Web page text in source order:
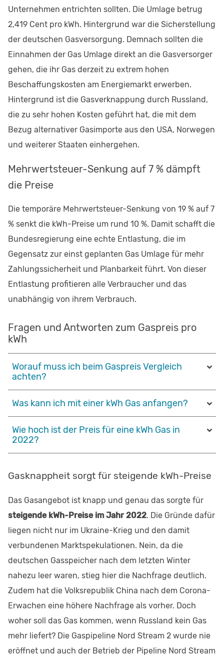
Unternehmen entrichten sollten. Die Umlage betrug
2,419 Cent pro kWh. Hintergrund war die Sicherstellung
der deutschen Gasversorgung. Demnach sollten die
Einnahmen der Gas Umlage direkt an die Gasversorger
gehen, die ihr Gas derzeit zu extrem hohen
Beschaffungskosten am Energiemarkt erwerben.
Hintergrund ist die Gasverknappung durch Russland,
die zu sehr hohen Kosten geführt hat, die mit dem
Bezug alternativer Gasimporte aus den USA, Norwegen
und weiterer Staaten einhergehen.
Mehrwertsteuer-Senkung auf 7 % dämpft
die Preise
Die temporäre Mehrwertsteuer-Senkung von 19 % auf 7
% senkt die kWh-Preise um rund 10 %. Damit schafft die
Bundesregierung eine echte Entlastung, die im
Gegensatz zur einst geplanten Gas Umlage für mehr
Zahlungssicherheit und Planbarkeit führt. Von dieser
Entlastung profitieren alle Verbraucher und das
unabhängig von ihrem Verbrauch.
Fragen und Antworten zum Gaspreis pro
kWh
Worauf muss ich beim Gaspreis Vergleich
achten?
Was kann ich mit einer kWh Gas anfangen?
Wie hoch ist der Preis für eine kWh Gas in
2022?
Gasknappheit sorgt für steigende kWh-Preise
Das Gasangebot ist knapp und genau das sorgte für
steigende kWh-Preise im Jahr 2022. Die Gründe dafür
liegen nicht nur im Ukraine-Krieg und den damit
verbundenen Marktspekulationen. Nein, da die
deutschen Gasspeicher nach dem letzten Winter
nahezu leer waren, stieg hier die Nachfrage deutlich.
Zudem hat die Volksrepublik China nach dem Corona-
Erwachen eine höhere Nachfrage als vorher. Doch
woher soll das Gas kommen, wenn Russland kein Gas
mehr liefert? Die Gaspipeline Nord Stream 2 wurde nie
eröffnet und auch der Betrieb der Pipeline Nord Stream